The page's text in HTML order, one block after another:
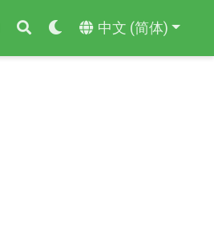
中文 (简体)